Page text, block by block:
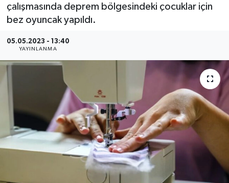
çalışmasında deprem bölgesindeki çocuklar için
bez oyuncak yapıldı.
05.05.2023 - 13:40
YAYINLANMA